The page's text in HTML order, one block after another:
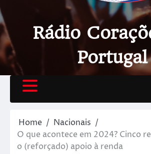
Rádio
Portugal
Home
Nacionais
O que acontece em 2024? Cinco
o (reforçado) apoio à renda